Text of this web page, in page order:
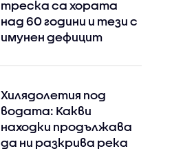
Facebook
треска са хората
над 60 години и тези с
имунен дефицит
Хилядолетия под
водата: Какви
находки продължава
да ни разкрива река